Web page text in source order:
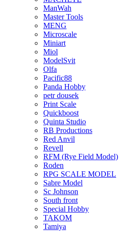
ManWah
Master Tools
MENG
Microscale
Miniart
Miol
ModelSvit
Olfa
Pacific88
Panda Hobby
petr dousek
Print Scale
Quickboost
Quinta Studio
RB Productions
Red Anvil
Revell
RFM (Rye Field Model)
Roden
RPG SCALE MODEL
Sabre Model
Sc Johnson
South front
Special Hobby
TAKOM
Tamiya